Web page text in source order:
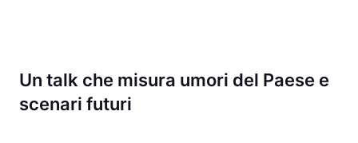
Un talk che misura umori del Paese e
scenari futuri